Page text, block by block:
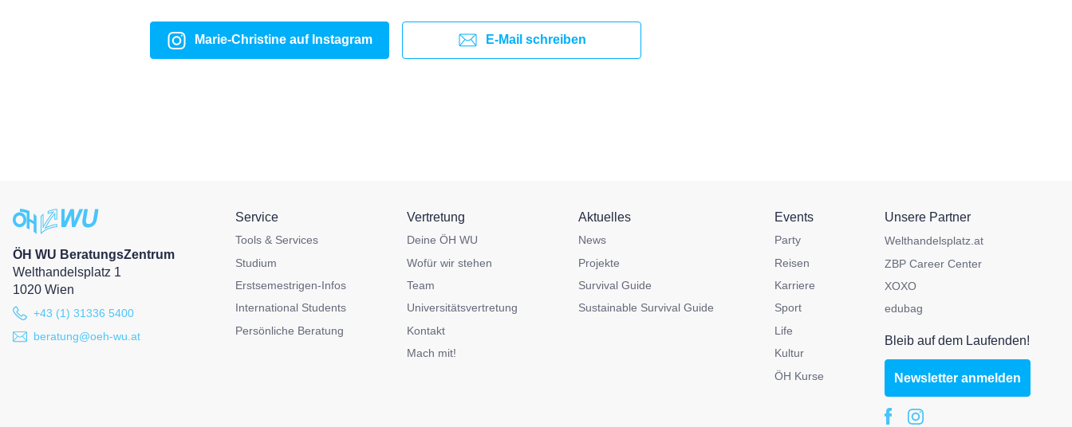
Marie-Christine auf Instagram E-Mail schreiben
ÖH WU BeratungsZentrum
Welthandelsplatz 1
1020 Wien
+43 (1) 31336 5400
beratung@oeh-wu.at
Service
Tools & Services
Studium
Erstsemestrigen-Infos
International Students
Persönliche Beratung
Vertretung
Deine ÖH WU
Wofür wir stehen
Team
Universitätsvertretung
Kontakt
Mach mit!
Aktuelles
News
Projekte
Survival Guide
Sustainable Survival Guide
Events
Party
Reisen
Karriere
Sport
Life
Kultur
ÖH Kurse
Unsere Partner
Welthandelsplatz.at
ZBP Career Center
XOXO
edubag
Bleib auf dem Laufenden!
Newsletter anmelden